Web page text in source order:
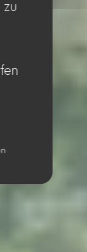
zu